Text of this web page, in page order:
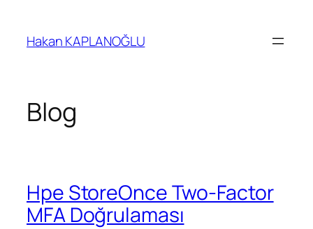
Hakan KAPLANOĞLU
Blog
Hpe StoreOnce Two-Factor
MFA Doğrulaması